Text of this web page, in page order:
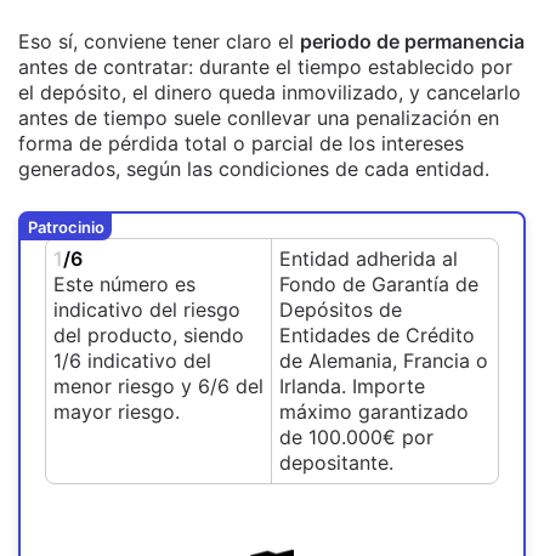
Eso sí, conviene tener claro el periodo de permanencia
antes de contratar: durante el tiempo establecido por
el depósito, el dinero queda inmovilizado, y cancelarlo
antes de tiempo suele conllevar una penalización en
forma de pérdida total o parcial de los intereses
generados, según las condiciones de cada entidad.
Patrocinio
1/6
Este número es
indicativo del riesgo
del producto, siendo
1/6 indicativo del
menor riesgo y 6/6 del
mayor riesgo.
Entidad adherida al
Fondo de Garantía de
Depósitos de
Entidades de Crédito
de Alemania, Francia o
Irlanda. Importe
máximo garantizado
de 100.000€ por
depositante.